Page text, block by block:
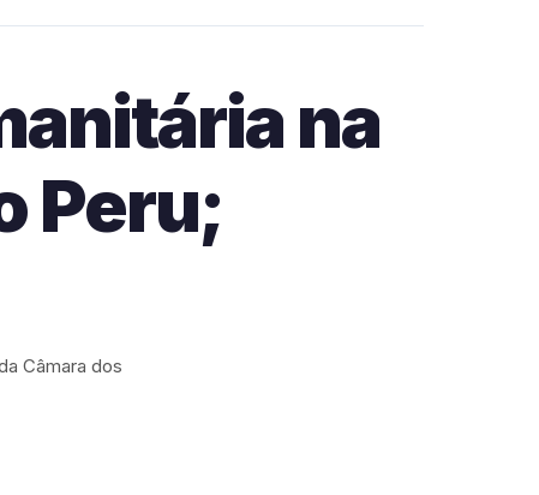
na
Peru;
Câmara dos